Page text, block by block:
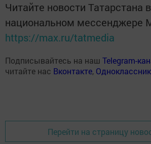
Читайте новости Татарстана в
национальном мессенджере
https://max.ru/tatmedia
Подписывайтесь на наш Telegram-
читайте нас Вконтакте,
Перейти на страницу